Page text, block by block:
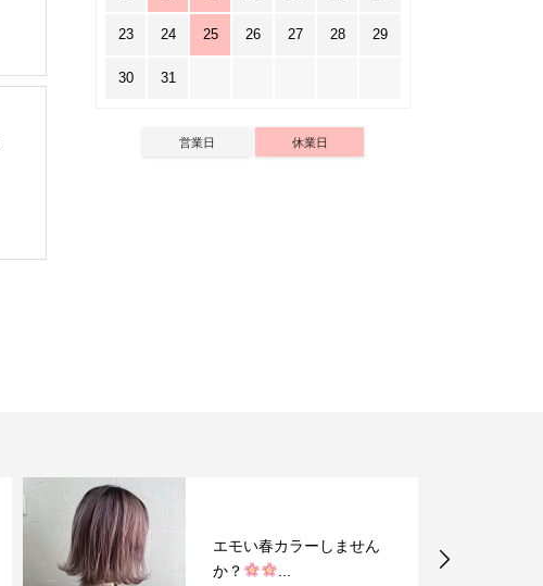
23 24 25 26 27 28 29
30 31
営業日 休業日
エモい春カラーしません
か？